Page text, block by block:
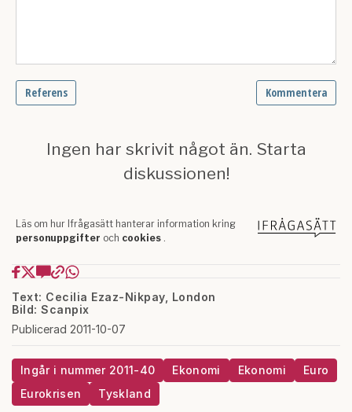
Text: Cecilia Ezaz-Nikpay, London
Bild: Scanpix
Publicerad 2011-10-07
Ingår i nummer 2011-40 Ekonomi Ekonomi
Euro
Eurokrisen
Tyskland